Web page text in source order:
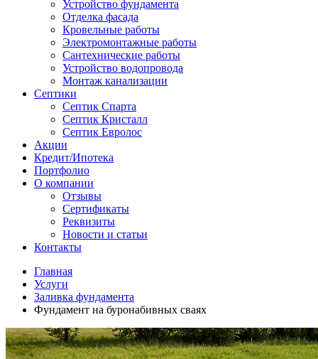
Устройство фундамента
Отделка фасада
Кровельные работы
Электромонтажные работы
Сантехнические работы
Устройство водопровода
Монтаж канализации
Септики
Септик Спарта
Септик Кристалл
Септик Евролос
Акции
Кредит/Ипотека
Портфолио
О компании
Отзывы
Сертификаты
Реквизиты
Новости и статьи
Контакты
Главная
Услуги
Заливка фундамента
Фундамент на буронабивных сваях